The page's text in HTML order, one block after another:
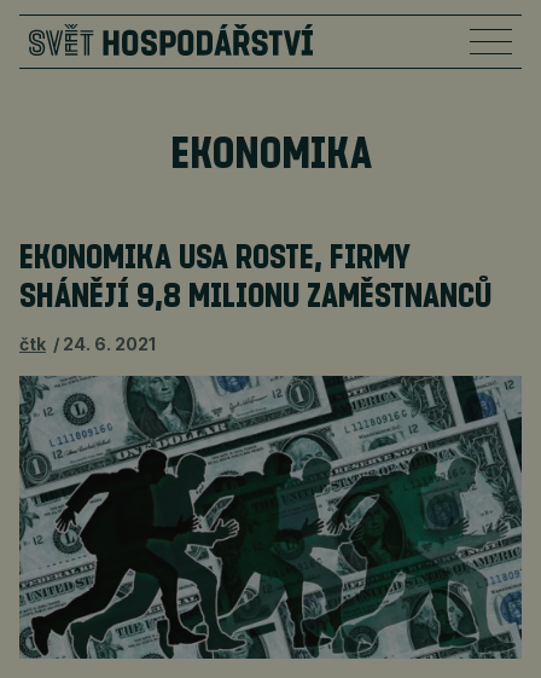
EKONOMIKA
EKONOMIKA USA ROSTE, FIRMY
SHÁNĚJÍ 9,8 MILIONU ZAMĚSTNANCŮ
čtk 24. 6. 2021